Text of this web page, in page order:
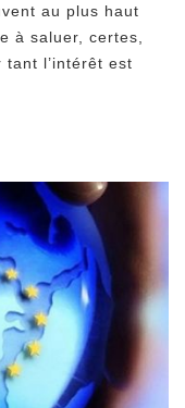
au plus haut
à saluer, certes,
l’intérêt est